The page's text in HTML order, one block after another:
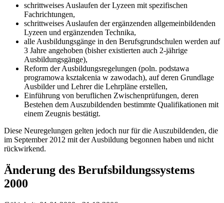
schrittweises Auslaufen der Lyzeen mit spezifischen
Fachrichtungen,
schrittweises Auslaufen der ergänzenden allgemeinbildenden
Lyzeen und ergänzenden Technika,
alle Ausbildungsgänge in den Berufsgrundschulen werden auf
3 Jahre angehoben (bisher existierten auch 2-jährige
Ausbildungsgänge),
Reform der Ausbildungsregelungen (poln. podstawa
programowa kształcenia w zawodach), auf deren Grundlage
Ausbilder und Lehrer die Lehrpläne erstellen,
Einführung von beruflichen Zwischenprüfungen, deren
Bestehen dem Auszubildenden bestimmte Qualifikationen mit
einem Zeugnis bestätigt.
Diese Neuregelungen gelten jedoch nur für die Auszubildenden, die
im September 2012 mit der Ausbildung begonnen haben und nicht
rückwirkend.
Änderung des Berufsbildungssystems
2000